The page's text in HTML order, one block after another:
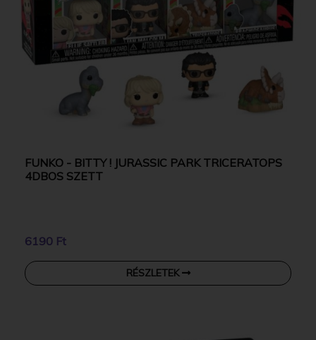
FUNKO - BITTY ! JURASSIC PARK TRICERATOPS
4DBOS SZETT
6190 Ft
RÉSZLETEK